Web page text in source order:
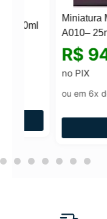
Miniatura
A010– 25ml
no PIX
ou em 6x de R$